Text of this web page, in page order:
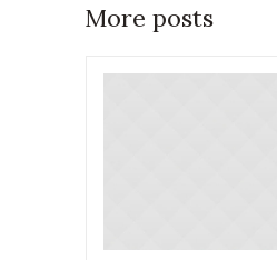
More posts